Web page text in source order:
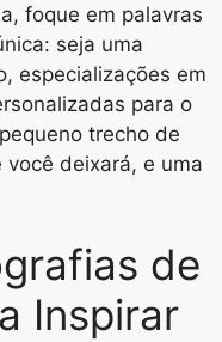
foque em palavras
seja uma
especializações em
para o
trecho de
deixará, e uma
de
Inspirar